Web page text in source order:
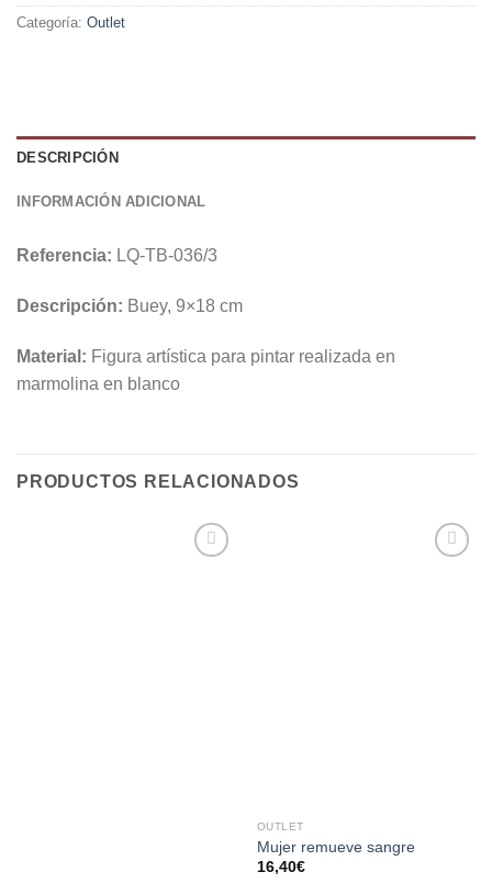
Categoría: Outlet
DESCRIPCIÓN
INFORMACIÓN ADICIONAL
Referencia: LQ-TB-036/3
Descripción: Buey, 9×18 cm
Material: Figura artística para pintar realizada en
marmolina en blanco
PRODUCTOS RELACIONADOS
OUTLET
Mujer remueve sangre
16,40€